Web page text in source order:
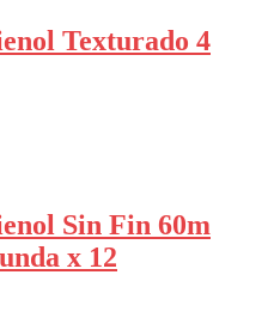
Texturado 4
Sin Fin 60m
x 12